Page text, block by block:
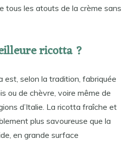
tous les atouts de la crème sans
ricotta ?
est, selon la tradition, fabriquée
ou de chèvre, voire même de
d’Italie. La ricotta fraîche et
plus savoureuse que la
en grande surface